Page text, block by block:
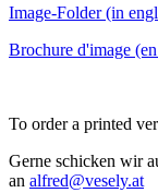
Image-Folder (in
Brochure d'image
To order a printed
Gerne schicken wir
an alfred@vesely.at